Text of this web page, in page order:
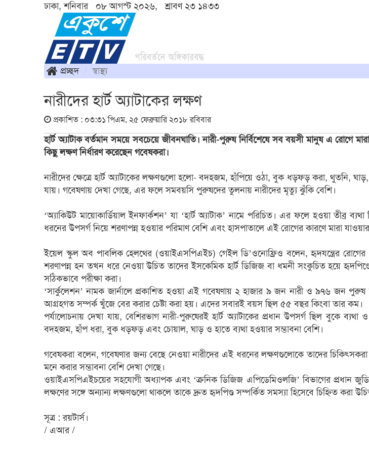
ঢাকা, শনিবার ০৮ আগস্ট ২০২৬, শ্রাবণ ২৩ ১৪৩৩
প্রচ্ছদ স্বাস্থ্য
নারীদের হার্ট অ্যাটাকের লক্ষণ
প্রকাশিত : ০৩:৩১ পিএম, ২৫ ফেব্রুয়ারি ২০১৮ রবিবার
হার্ট অ্যাটাক বর্তমান সময়ে সবচেয়ে জীবনঘাতি। নারী-পুরুষ নির্বিশেষে সব বয়সী মানুষ এ রোগে
কিছু লক্ষণ নির্ধারণ করেছেন গবেষকরা।
নারীদের ক্ষেত্রে হার্ট অ্যাটাকের লক্ষণগুলো হলো- বদহজম, হাঁপিয়ে ওঠা, বুক ধড়ফড় করা, থুতনি,
যায়। গবেষণায় দেখা গেছে, এর ফলে সমবয়সি পুরুষদের তুলনায় নারীদের মৃত্যু ঝুঁকি বেশি।
‘অ্যাকিউট মায়োকার্ডিয়াল ইনফার্কশন’ যা ‘হার্ট অ্যাটাক’ নামে পরিচিত। এর ফলে হওয়া তীব্র
ধরনের উপসর্গ নিয়ে শরণাপন্ন হওয়ার পরিমাণ বেশি এবং হাসপাতালে এই রোগের কারণে মারা
ইয়েল স্কুল অব পাবলিক হেলথের (ওয়াইএসপিএইচ) গেইল ডি’ওনোফ্রিও বলেন, হৃদযন্ত্রের
শরণাপন্ন হন তখন ধরে নেওয়া উচিত তাদের ইসকেমিক হার্ট ডিজিজ বা ধমনী সংকুচিত হয়ে
সঠিকভাবে পরীক্ষা করা।
‘সার্কুলেশন’ নামক জার্নালে প্রকাশিত হওয়া এই গবেষণায় ২ হাজার ৯ জন নারী ও ৯৭৬ জন পুরুষ
আগ্রহগত সম্পর্ক খুঁজে বের করার চেষ্টা করা হয়। এদের সবারই বয়স ছিল ৫৫ বছর কিংবা তার কম।
পর্যালোচনায় দেখা যায়, বেশিরভাগ নারী-পুরুষেরই হার্ট অ্যাটাকের প্রধান উপসর্গ ছিল বুকে
বদহজম, হাঁপ ধরা, বুক ধড়ফড় এবং চোয়াল, ঘাড় ও হাতে ব্যথা হওয়ার সম্ভাবনা বেশি।
গবেষকরা বলেন, গবেষণার জন্য বেছে নেওয়া নারীদের এই ধরনের লক্ষণগুলোকে তাদের
মনে করার সম্ভাবনা বেশি দেখা গেছে।
ওয়াইএসপিএইচয়ের সহযোগী অধ্যাপক এবং ‘ক্রনিক ডিজিজ এপিডেমিওলজি’ বিভাগের প্রধান
লক্ষণের সঙ্গে অন্যান্য লক্ষণগুলো থাকলে তাকে দ্রুত হৃদপিণ্ড সম্পর্কিত সমস্যা হিসেবে চিহ্নিত করা
সূত্র : রয়টার্স।
/ এআর /